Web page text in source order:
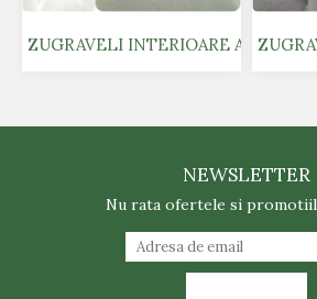
ZUGRAVELI INTERIOARE AIRLESS
NEWSLETTER
Nu rata ofertele si